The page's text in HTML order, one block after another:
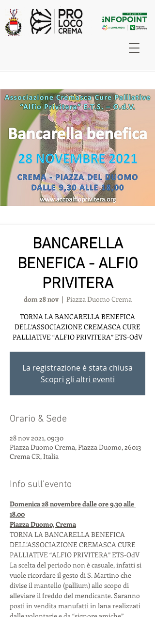
BANCARELLA
BENEFICA - ALFIO
PRIVITERA
dom 28 nov
  |
Piazza Duomo Crema
TORNA LA BANCARELLA BENEFICA
DELL’ASSOCIAZIONE CREMASCA CURE
PALLIATIVE “ALFIO PRIVITERA” ETS-OdV
La registrazione è stata chiusa
Scopri gli altri eventi
Orario & Sede
28 nov 2021, 09:30
Piazza Duomo Crema, Piazza Duomo, 26013
Crema CR, Italia
Info sull'evento
Domenica 28 novembre dalle ore 9.30 alle
18.00
Piazza Duomo, Crema
TORNA LA BANCARELLA BENEFICA
DELL’ASSOCIAZIONE CREMASCA CURE
PALLIATIVE “ALFIO PRIVITERA” ETS-OdV
La scelta del periodo non è casuale, infatti si
vuole ricordare il gesto di S. Martino che
divise il mantello (pallium) allo scopo di
alleviare il freddo del mendicante. Saranno
posti in vendita manufatti in lana realizzati